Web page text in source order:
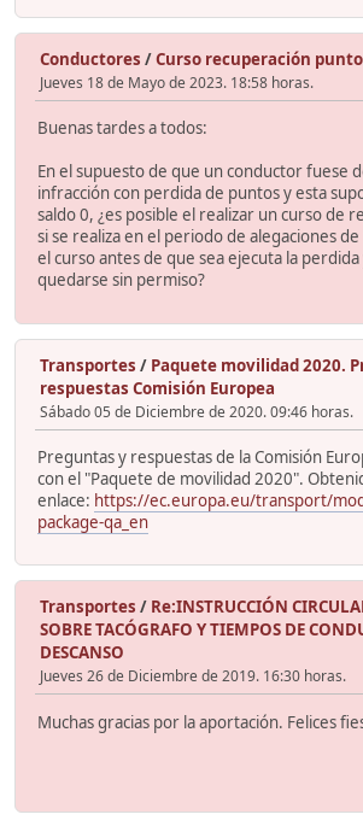
Conductores /Curso recuperación
Jueves 18 de Mayo de 2023. 18:58 horas.
Buenas tardes a todos:
En el supuesto de que un conductor fuese
infracción con perdida de puntos y esta
saldo 0, ¿es posible el realizar un curso de
si se realiza en el periodo de alegaciones
el curso antes de que sea ejecuta la
quedarse sin permiso?
Transportes / Paquete movilidad 2020.
respuestas Comisión Europea
Sábado 05 de Diciembre de 2020. 09:46 horas.
Preguntas y respuestas de la Comisión
con el "Paquete de movilidad 2020".
enlace: https://ec.europa.eu/transport/
package-qa_en
Transportes / Re:INSTRUCCIÓN
SOBRE TACÓGRAFO Y TIEMPOS DE
DESCANSO
Jueves 26 de Diciembre de 2019. 16:30 horas.
Muchas gracias por la aportación. Felices